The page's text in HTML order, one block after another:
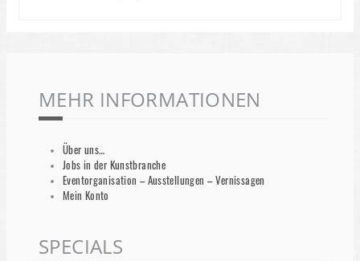
MEHR INFORMATIONEN
Über uns…
Jobs in der Kunstbranche
Eventorganisation – Ausstellungen – Vernissagen
Mein Konto
SPECIALS